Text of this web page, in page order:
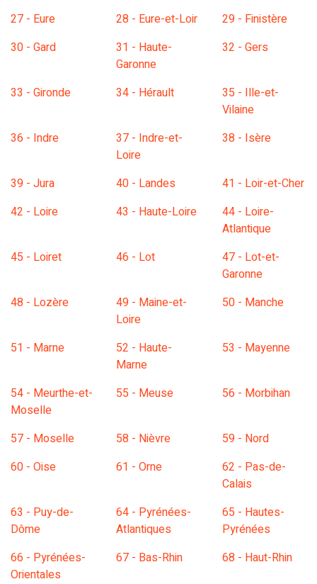
27 - Eure
28 - Eure-et-Loir
29 - Finistère
30 - Gard
31 - Haute-
Garonne
32 - Gers
33 - Gironde 34 - Hérault
35 - Ille-et-
Vilaine
36 - Indre
37 - Indre-et-
Loire
38 - Isère
39 - Jura 40 - Landes
41 - Loir-et-Cher
42 - Loire
43 - Haute-Loire
44 - Loire-
Atlantique
45 - Loiret
46 - Lot
47 - Lot-et-
Garonne
48 - Lozère
49 - Maine-et-
Loire
50 - Manche
51 - Marne
52 - Haute-
Marne
53 - Mayenne
54 - Meurthe-et-
Moselle
55 - Meuse 56 - Morbihan
57 - Moselle 58 - Nièvre
59 - Nord
60 - Oise
61 - Orne
62 - Pas-de-
Calais
63 - Puy-de-
Dôme
64 - Pyrénées-
Atlantiques
65 - Hautes-
Pyrénées
66 - Pyrénées-
Orientales
67 - Bas-Rhin 68 - Haut-Rhin